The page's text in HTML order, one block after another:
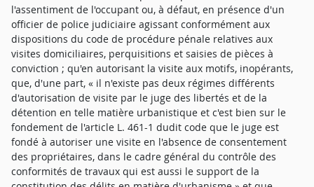
l'assentiment de l'occupant ou, à défaut, en présence d'un
officier de police judiciaire agissant conformément aux
dispositions du code de procédure pénale relatives aux
visites domiciliaires, perquisitions et saisies de pièces à
conviction ; qu'en autorisant la visite aux motifs, inopérants,
que, d'une part, « il n'existe pas deux régimes différents
d'autorisation de visite par le juge des libertés et de la
détention en telle matière urbanistique et c'est bien sur le
fondement de l'article L. 461-1 dudit code que le juge est
fondé à autoriser une visite en l'absence de consentement
des propriétaires, dans le cadre général du contrôle des
conformités de travaux qui est aussi le support de la